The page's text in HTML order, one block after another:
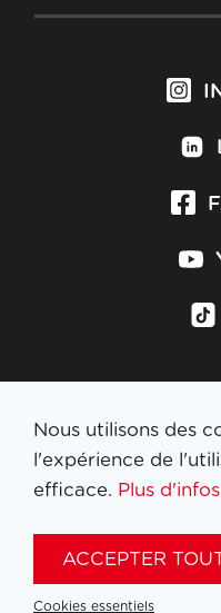
Nous utilisons des
l'expérience de
efficace. Plus d'infos
ACCEPTER
Cookies essentiels